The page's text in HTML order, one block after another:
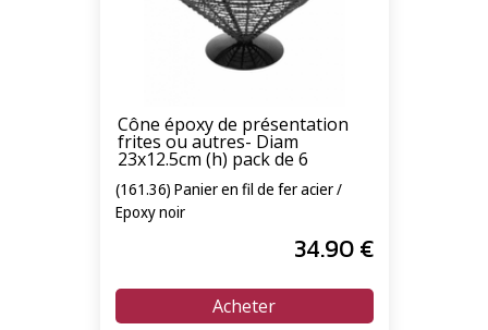
Cône époxy de présentation
frites ou autres- Diam
23x12.5cm (h) pack de 6
(161.36) Panier en fil de fer acier /
Epoxy noir
34.90€